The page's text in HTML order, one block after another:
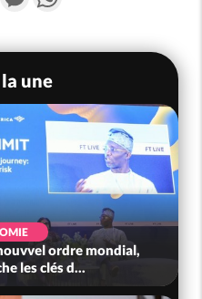
une
ordre mondial,
les clés d...